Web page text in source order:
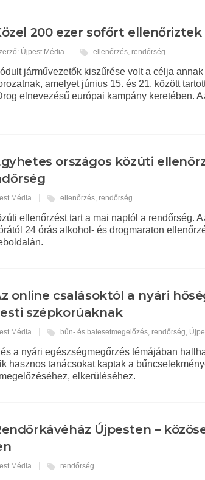
200 ezer sofőrt
Újpest Média ellenőrzés, rendőrség
járművezetők kiszűrése volt a célja
amelyet június 15. és 21. között
elnevezésű európai kampány keretében.
országos közúti
Média ellenőrzés, rendőrség
ellenőrzést tart a mai naptól a rendőrség.
24 órás alkohol- és drogmaraton
online csalásoktól a nyári
szépkorúaknak
Média bűn- és balesetmegelőzés, rendőrség,
a nyári egészségmegőrzés témájában
hasznos tanácsokat kaptak a
elkerüléséhez.
Újpesten –
Média rendőrség